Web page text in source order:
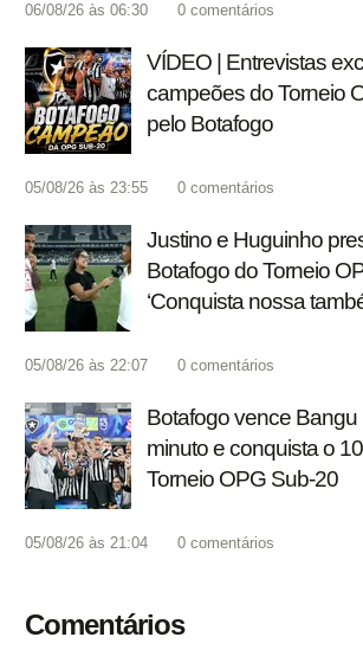
06/08/26 às 06:30 0 comentários
VÍDEO | Entrevistas
campeões do Torneio
pelo Botafogo
05/08/26 às 23:55 0 comentários
Justino e Huguinho
Botafogo do Torneio
‘Conquista nossa
05/08/26 às 22:07 0 comentários
Botafogo vence Bangu
minuto e conquista o
Torneio OPG Sub-20
05/08/26 às 21:04 0 comentários
Comentários